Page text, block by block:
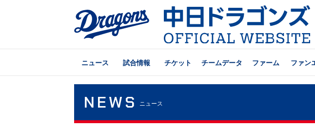
ニュース 試合情報 チケット チームデータ ファーム ファン
NEWS ニュース